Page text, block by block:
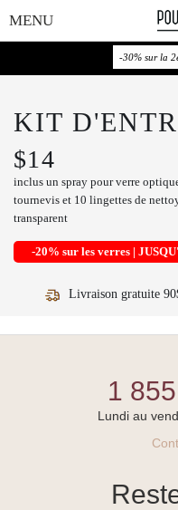
-30% sur la
KIT
$14
inclus un spray pour verre
tournevis et 10 lingettes de
transparent
-20% sur les verres |
Livraison gratuite
1
Lundi au